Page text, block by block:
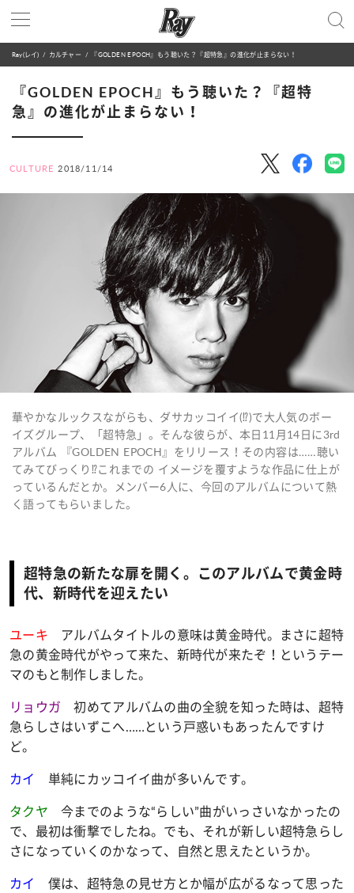
Ray(レイ) カルチャー 『GOLDEN EPOCH』もう聴いた？『超特急』の進化が止まらない！
『GOLDEN EPOCH』もう聴いた？『超特
急』の進化が止まらない！
CULTURE 2018/11/14
華やかなルックスながらも、ダサカッコイイ(⁉)で大人気のボー
イズグループ、「超特急」。そんな彼らが、本日11月14日に3rd
アルバム 『GOLDEN EPOCH』をリリース！その内容は……聴い
てみてびっくり⁉これまでの イメージを覆すような作品に仕上が
っているんだとか。メンバー6人に、今回のアルバムについて熱
く語ってもらいました。
超特急の新たな扉を開く。このアルバムで黄金時
代、新時代を迎えたい
ユーキ アルバムタイトルの意味は黄金時代。まさに超特
急の黄金時代がやって来た、新時代が来たぞ！というテー
マのもと制作しました。
リョウガ 初めてアルバムの曲の全貌を知った時は、超特
急らしさはいずこへ……という戸惑いもあったんですけ
ど。
カイ
単純にカッコイイ曲が多いんです。
タクヤ 今までのような“らしい”曲がいっさいなかったの
で、最初は衝撃でしたね。でも、それが新しい超特急らし
さになっていくのかなって、自然と思えたというか。
カイ
僕は、超特急の見せ方とか幅が広がるなって思った